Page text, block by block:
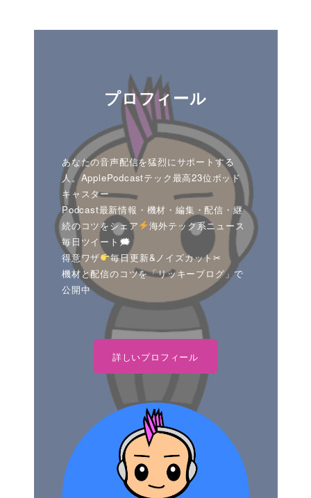
プロフィール
あなたの音声配信を猛烈にサポートする
人。ApplePodcastテック最高23位ポッド
キャスター
Podcast最新情報・機材・編集・配信・継
続のコツをシェア
海外テック系ニュース
毎日ツイート🗯
得意ワザ
毎日更新&ノイズカット✂
機材と配信のコツを「リッキーブログ」で
公開中
詳しいプロフィール